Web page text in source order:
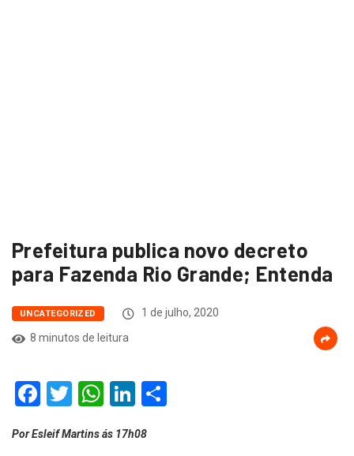
Prefeitura publica novo decreto
para Fazenda Rio Grande; Entenda
UNCATEGORIZED
1 de julho, 2020
8 minutos de leitura
Facebook
Twitter
WhatsApp
LinkedIn
Por Esleif Martins ás 17h08